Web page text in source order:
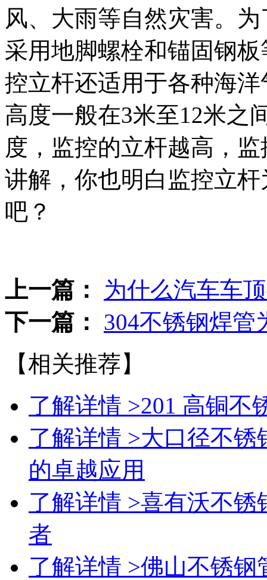
风、大雨等自然灾害。
采用地脚螺栓和锚固钢
控立杆还适用于各种海
高度一般在3米至12米之
度，监控的立杆越高，
讲解，你也明白监控立
吧？
上一篇：
为什么汽车车
下一篇：
304不锈钢焊管
【相关推荐】
了解详情 >201 高铜不
了解详情 >大口径不锈
的卓越应用
了解详情 >喜有沃不锈
者
了解详情 >佛山不锈钢